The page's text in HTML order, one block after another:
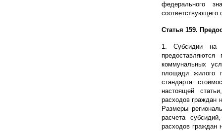
федерального
соответствующего
Статья 159.
1. Субсидии на
коммунальных
площади жилого
стандарта
настоящей
расходов граждан
Размеры
расчета
расходов граждан